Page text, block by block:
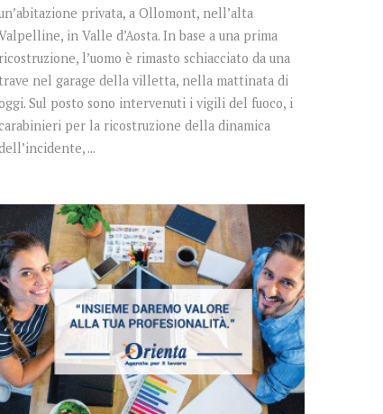
privata, a Ollomont, nell’alta
in Valle d’Aosta. In base a una prima
ricostruzione, l’uomo è rimasto schiacciato da una
nel garage della villetta, nella mattinata di
Sul posto sono intervenuti i vigili del fuoco, i
per la ricostruzione della dinamica
...